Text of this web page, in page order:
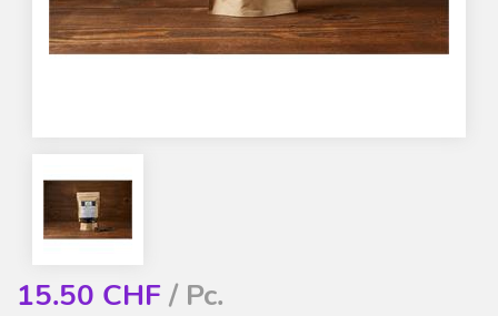
15.50 CHF/ Pc.